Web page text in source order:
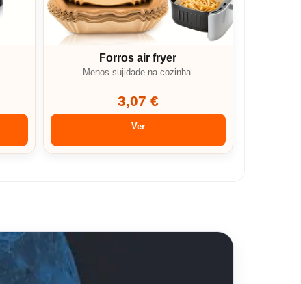
Forros air fryer
Menos sujidade na cozinha.
3,07 €
Ver